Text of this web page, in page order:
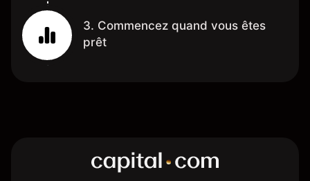
3. Commencez quand vous êtes
prêt